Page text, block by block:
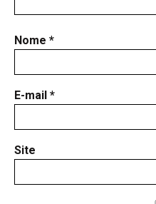
Nome *
E-mail *
Site